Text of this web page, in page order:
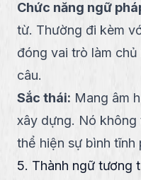
Chức năng ngữ
từ. Thường đi kèm
đóng vai trò làm
câu.
Sắc thái: Mang âm
xây dựng. Nó không
thể hiện sự bình tĩnh
5. Thành ngữ tương